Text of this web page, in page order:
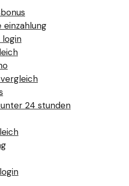
einzahlung
login
24 stunden